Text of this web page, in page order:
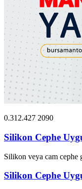
0.312.427 2090
Silikon Cephe
Silikon veya cam cephe
Silikon Cephe